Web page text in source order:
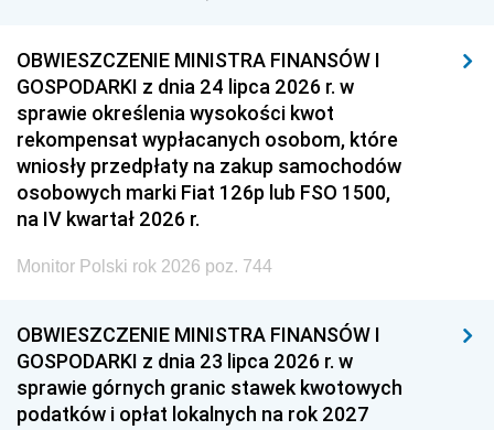
OBWIESZCZENIE MINISTRA FINANSÓW I
GOSPODARKI z dnia 24 lipca 2026 r. w
sprawie określenia wysokości kwot
rekompensat wypłacanych osobom, które
wniosły przedpłaty na zakup samochodów
osobowych marki Fiat 126p lub FSO 1500,
na IV kwartał 2026 r.
Monitor Polski rok 2026 poz. 744
OBWIESZCZENIE MINISTRA FINANSÓW I
GOSPODARKI z dnia 23 lipca 2026 r. w
sprawie górnych granic stawek kwotowych
podatków i opłat lokalnych na rok 2027